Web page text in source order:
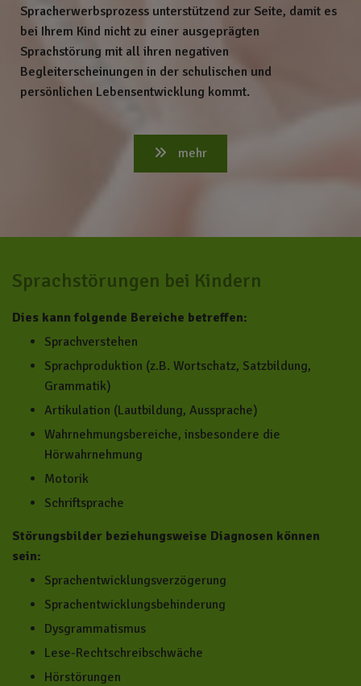
Spracherwerbsprozess unterstützend zur Seite, damit es
bei Ihrem Kind nicht zu einer ausgeprägten
Sprachstörung mit all ihren negativen
Begleiterscheinungen in der schulischen und
persönlichen Lebensentwicklung kommt.
mehr
Sprachstörungen bei Kindern
Dies kann folgende Bereiche betreffen:
Sprachverstehen
Sprachproduktion (z.B. Wortschatz, Satzbildung,
Grammatik)
Artikulation (Lautbildung, Aussprache)
Wahrnehmungsbereiche, insbesondere die
Hörwahrnehmung
Motorik
Schriftsprache
Störungsbilder beziehungsweise Diagnosen können
sein:
Sprachentwicklungsverzögerung
Sprachentwicklungsbehinderung
Dysgrammatismus
Lese-Rechtschreibschwäche
Hörstörungen